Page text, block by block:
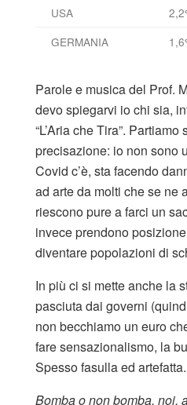
USA
GERMANIA
Parole e musica del Prof.
devo spiegarvi io chi sia,
“L’Aria che Tira”.
precisazione: io non sono
Covid c’è, sta facendo
ad arte da molti che se ne
riescono pure a farci un
invece prendono
diventare popolazioni di
In più ci si mette anche la
pasciuta dai governi
non becchiamo un euro
fare sensazionalismo, la
Spesso fasulla ed artefatta.
Bomba o non bomba, noi,